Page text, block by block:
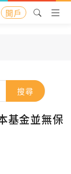
開戶
搜尋
基金並無保